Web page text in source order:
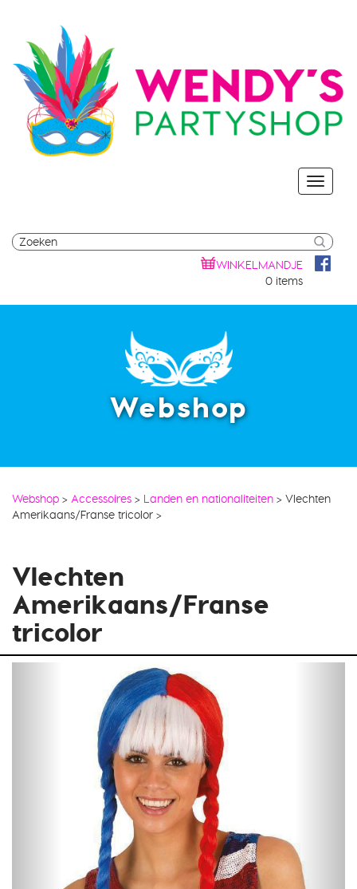
WINKELMANDJE
0 items
Webshop
Webshop > Accessoires > Landen en nationaliteiten > Vlechten
Amerikaans/Franse tricolor >
Vlechten
Amerikaans/Franse
tricolor